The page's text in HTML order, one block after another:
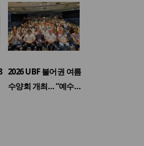
2026 UBF 불어권 여름
수양회 개최… “예수…